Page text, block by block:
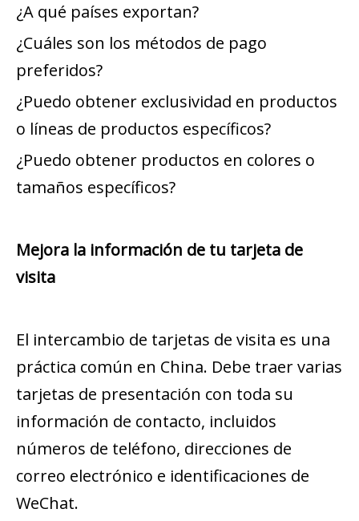
¿A qué países exportan?
¿Cuáles son los métodos de pago
preferidos?
¿Puedo obtener exclusividad en productos
o líneas de productos específicos?
¿Puedo obtener productos en colores o
tamaños específicos?
Mejora la información de tu tarjeta de
visita
El intercambio de tarjetas de visita es una
práctica común en China. Debe traer varias
tarjetas de presentación con toda su
información de contacto, incluidos
números de teléfono, direcciones de
correo electrónico e identificaciones de
WeChat.